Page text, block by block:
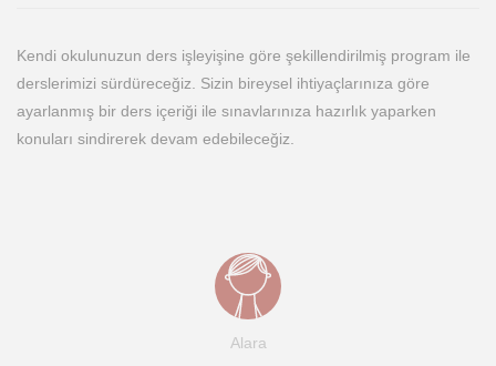
Kendi okulunuzun ders işleyişine göre şekillendirilmiş program ile
derslerimizi sürdüreceğiz. Sizin bireysel ihtiyaçlarınıza göre
ayarlanmış bir ders içeriği ile sınavlarınıza hazırlık yaparken
konuları sindirerek devam edebileceğiz.
Alara